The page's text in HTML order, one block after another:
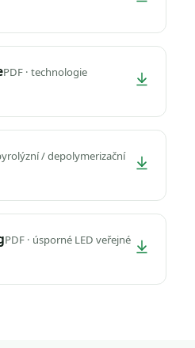
PDF · technologie
/ depolymerizační
PDF · úsporné LED veřejné